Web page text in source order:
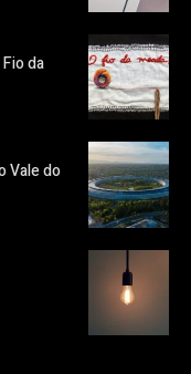
da
Vale do